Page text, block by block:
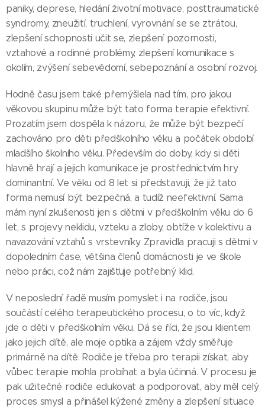
paniky, deprese, hledání životní motivace, posttraumatické
syndromy, zneužití, truchlení, vyrovnání se se ztrátou,
zlepšení schopnosti učit se, zlepšení pozornosti,
vztahové a rodinné problémy, zlepšení komunikace s
okolím, zvýšení sebevědomí, sebepoznání a osobní rozvoj.
Hodně času jsem také přemýšlela nad tím, pro jakou
věkovou skupinu může být tato forma terapie efektivní.
Prozatím jsem dospěla k názoru, že může být bezpečí
zachováno pro děti předškolního věku a počátek období
mladšího školního věku. Především do doby, kdy si děti
hlavně hrají a jejich komunikace je prostřednictvím hry
dominantní. Ve věku od 8 let si představuji, že již tato
forma nemusí být bezpečná, a tudíž neefektivní. Sama
mám nyní zkušenosti jen s dětmi v předškolním věku do 6
let, s projevy neklidu, vzteku a zloby, obtíže v kolektivu a
navazování vztahů s vrstevníky. Zpravidla pracuji s dětmi v
dopoledním čase, většina členů domácnosti je ve škole
nebo práci, což nám zajišťuje potřebný klid.
V neposlední řadě musím pomyslet i na rodiče, jsou
součástí celého terapeutického procesu, o to víc, když
jde o děti v předškolním věku. Dá se říci, že jsou klientem
jako jejich dítě, ale moje optika a zájem vždy směřuje
primárně na dítě. Rodiče je třeba pro terapii získat, aby
vůbec terapie mohla probíhat a byla účinná. V procesu je
pak užitečné rodiče edukovat a podporovat, aby měl celý
proces smysl a přinášel kýžené změny a zlepšení situace